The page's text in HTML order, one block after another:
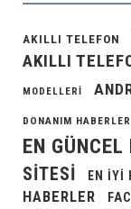
AKILLI TELEFON
AKILLI
MODELLERI
DONANIM
EN
SITESI
EN IYI
HABERLER